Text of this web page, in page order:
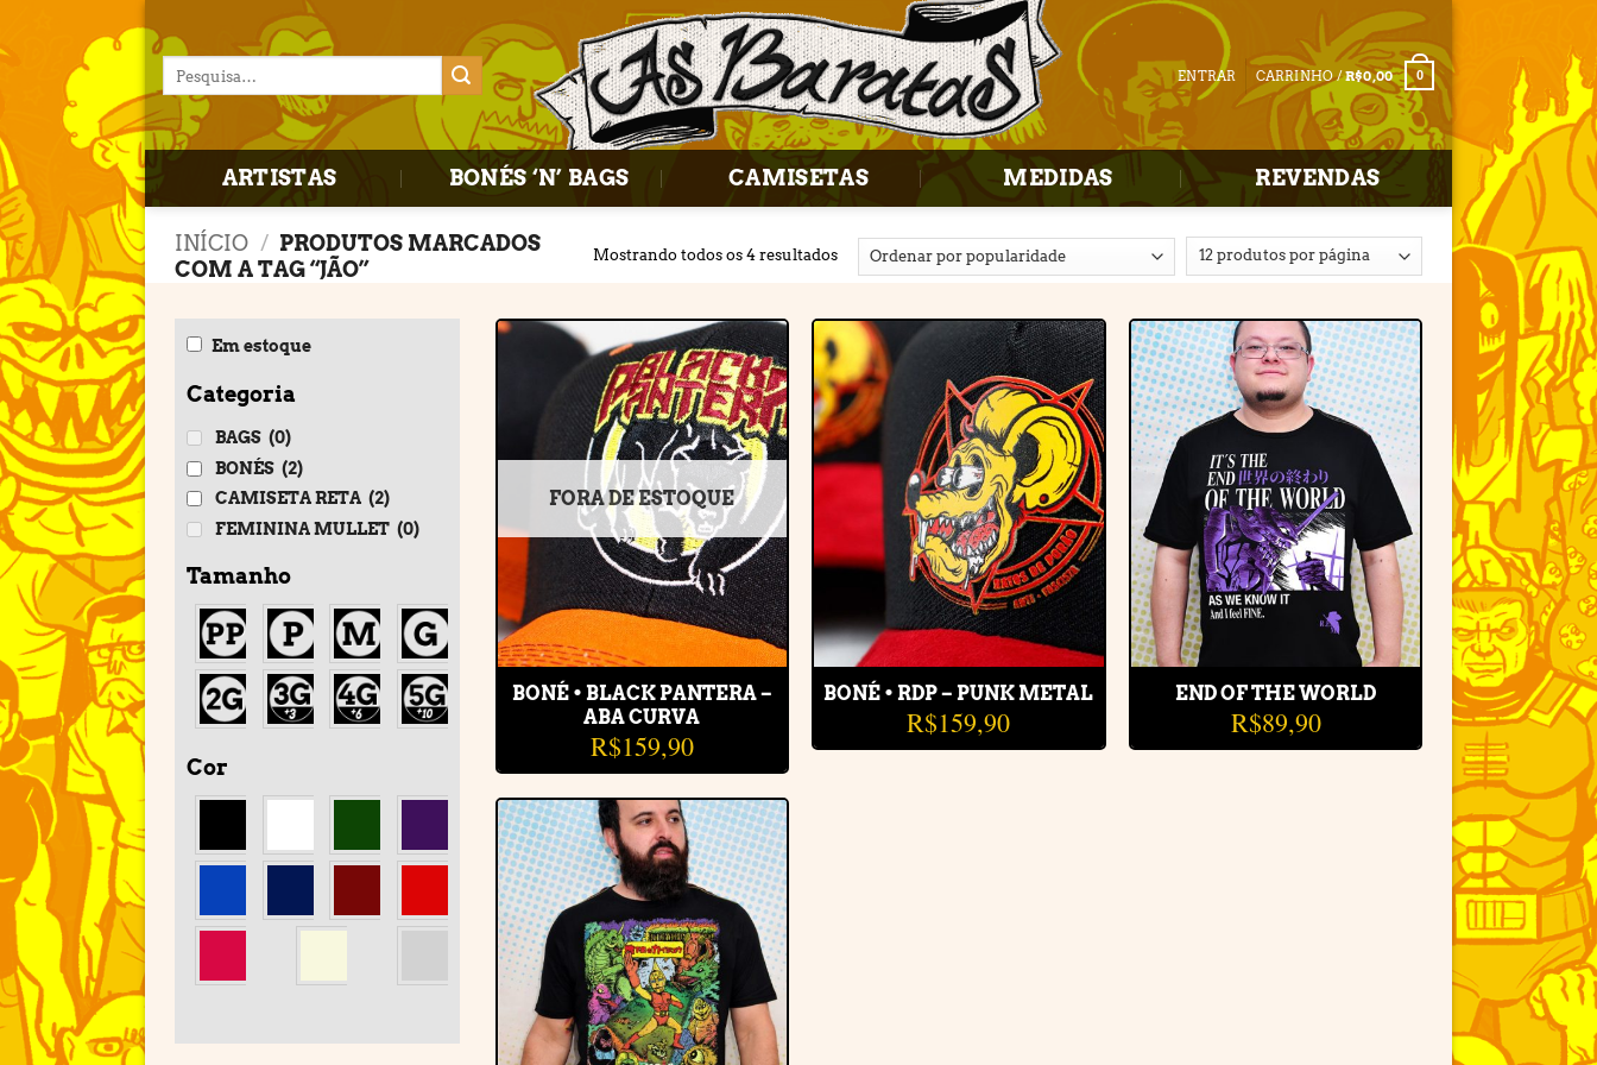
to
content
por:
ENTRAR CARRINHO /R$0,00 0
ARTISTAS BONÉS ‘N’ BAGS CAMISETAS MEDIDAS REVENDAS
INÍCIO / PRODUTOS MARCADOS
COM A TAG “JÃO”
Mostrando todos os 4 resultados
Em estoque
Categoria
BAGS (0)
BONÉS (2)
CAMISETA RETA (2)
FEMININA MULLET (0)
Tamanho
Cor
' ' ' '
' ' '
Adicionar
à lista de
desejos
FORA DE ESTOQUE
BONÉ • BLACK PANTERA –
ABA CURVA
R$159,90
Adicionar
à lista de
desejos
BONÉ • RDP – PUNK METAL
R$159,90
Adicionar
à lista de
desejos
END OF THE WORLD
R$89,90
Adicionar
à lista de
desejos